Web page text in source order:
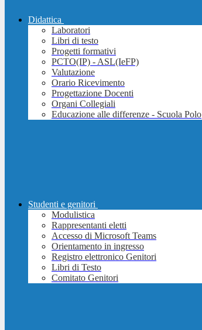
Didattica
Laboratori
Libri di testo
Progetti formativi
PCTO(IP) - ASL(IeFP)
Valutazione
Orario Ricevimento
Progettazione Docenti
Organi Collegiali
Educazione alle differenze - Scuola Polo
Studenti e genitori
Modulistica
Rappresentanti eletti
Accesso di Microsoft Teams
Orientamento in ingresso
Registro elettronico Genitori
Libri di Testo
Comitato Genitori